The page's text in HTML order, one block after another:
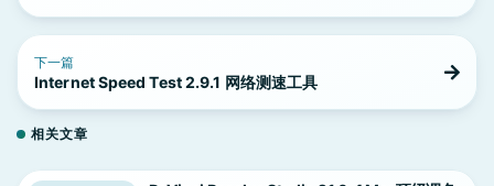
下一篇
Internet Speed Test 2.9.1 网络测速工具
相关文章